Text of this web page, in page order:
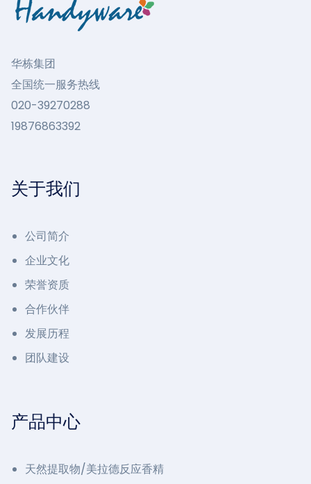
华栋集团
全国统一服务热线
020-39270288
19876863392
关于我们
公司简介
企业文化
荣誉资质
合作伙伴
发展历程
团队建设
产品中心
天然提取物/美拉德反应香精